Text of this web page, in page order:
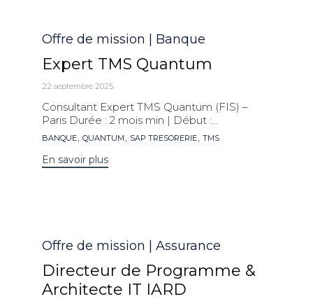
Catégorie
Offre de mission | Banque
Expert TMS Quantum
22 septembre 2025
Consultant Expert TMS Quantum (FIS) –
Paris Durée : 2 mois min | Début :...
Mots
BANQUE, QUANTUM , SAP TRESORERIE, TMS
En savoir plus
Catégorie
Offre de mission | Assurance
Directeur de Programme &
Architecte IT IARD